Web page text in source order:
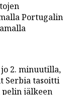
Portugalin
2. minuutilla,
Serbia tasoitti
jälkeen